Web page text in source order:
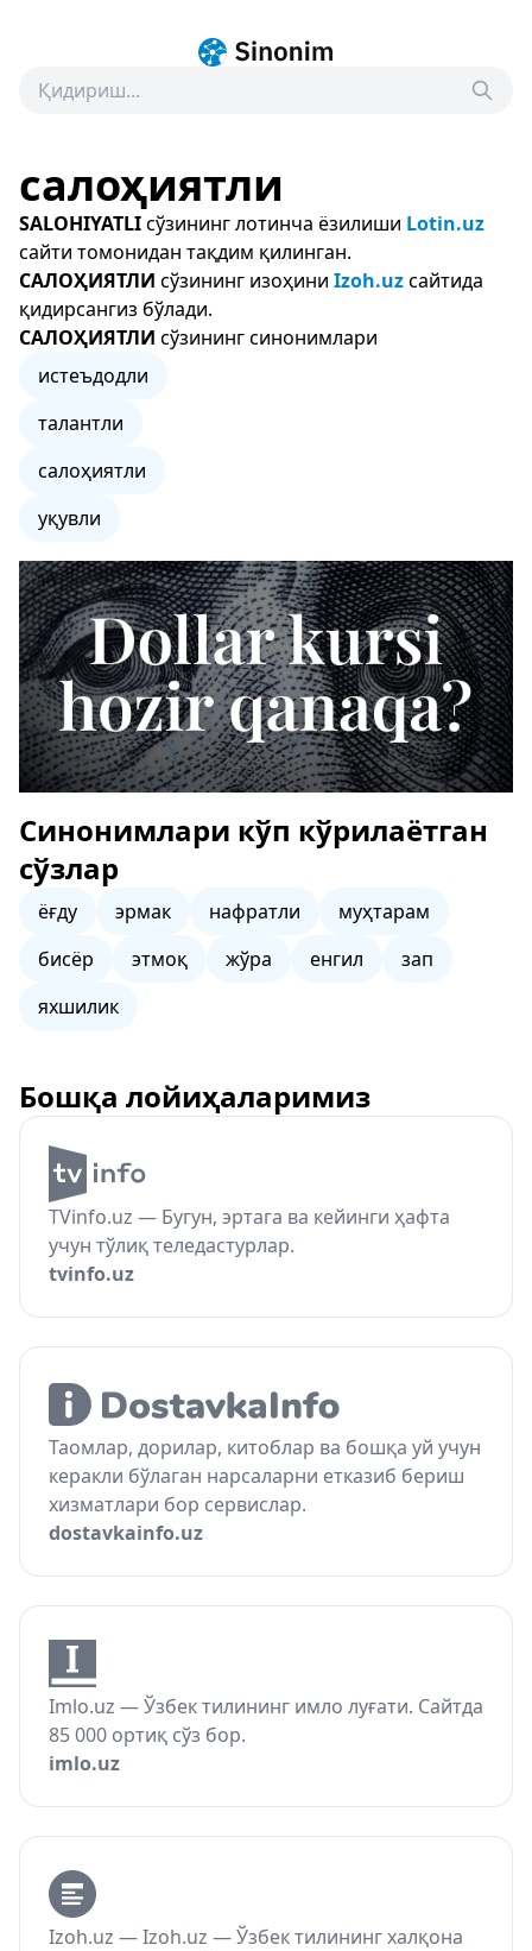
салоҳиятли
SALOHIYATLIсўзининг лотинча ёзилиши Lotin.uz
сайти томонидан тақдим қилинган.
САЛОҲИЯТЛИ сўзининг изоҳини Izoh.uzсайтида
қидирсангиз бўлади.
САЛОҲИЯТЛИ сўзининг синонимлари
истеъдодли
талантли
салоҳиятли
уқувли
Синонимлари кўп кўрилаётган
сўзлар
ёғду эрмак нафратли
муҳтарам
бисёр
этмоқ жўра енгил
зап
яхшилик
Бошқа лойиҳаларимиз
TVinfo.uz — Бугун, эртага ва кейинги ҳафта
учун тўлиқ теледастурлар.
tvinfo.uz
Таомлар, дорилар, китоблар ва бошқа уй учун
керакли бўлаган нарсаларни етказиб бериш
хизматлари бор сервислар.
dostavkainfo.uz
Imlo.uz — Ўзбек тилининг имло луғати. Сайтда
85 000 ортиқ сўз бор.
imlo.uz
Izoh.uz — Izoh.uz — Ўзбек тилининг халқона